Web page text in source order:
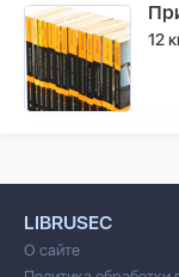
12
LIBRUSEC
О сайте